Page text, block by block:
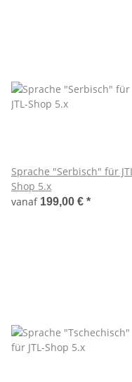
Sprache "Serbisch" für
Shop 5.x
vanaf 199,00 € *